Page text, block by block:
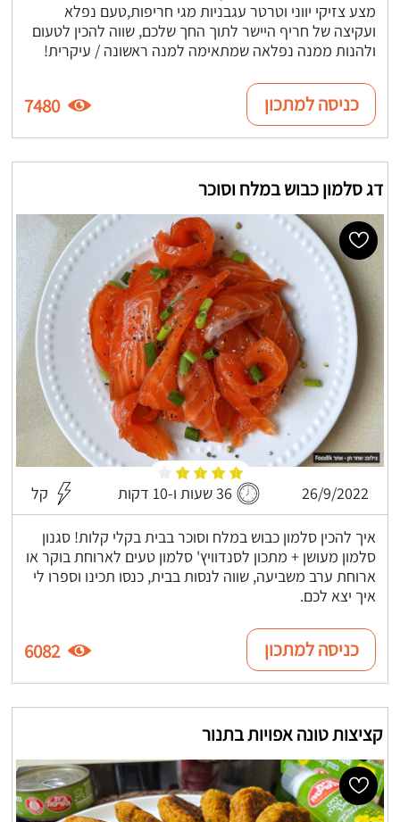
מצע צזיקי יווני וטרטר עגבניות מגי חריפות,טעם נפלא
ועקיצה של חריף היישר לתוך החך שלכם, שווה להכין לטעום
ולהנות ממנה נפלאה שמתאימה למנה ראשונה / עיקרית!
כניסה למתכון 7480
דג סלמון כבוש במלח וסוכר
26/9/2022 36 שעות ו-10 דקות קל
איך להכין סלמון כבוש במלח וסוכר בבית בקלי קלות! סגנון
סלמון מעושן + מתכון לסנדוויץ' סלמון טעים לארוחת בוקר או
ארוחת ערב משביעה, שווה לנסות בבית, כנסו תכינו וספרו לי
איך יצא לכם.
כניסה למתכון 6082
קציצות טונה אפויות בתנור